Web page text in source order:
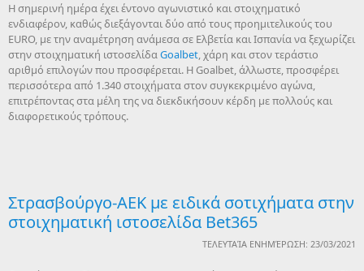
Η σημερινή ημέρα έχει έντονο αγωνιστικό και στοιχηματικό
ενδιαφέρον, καθώς διεξάγονται δύο από τους προημιτελικούς του
EURO, με την αναμέτρηση ανάμεσα σε Ελβετία και Ισπανία να ξεχωρίζει
στην στοιχηματική ιστοσελίδαGoalbet, χάρη και στον τεράστιο
αριθμό επιλογών που προσφέρεται. Η Goalbet, άλλωστε, προσφέρει
περισσότερα από 1.340 στοιχήματα στον συγκεκριμένο αγώνα,
επιτρέποντας στα μέλη της να διεκδικήσουν κέρδη με πολλούς και
διαφορετικούς τρόπους.
Στρασβούργο-ΑΕΚ με ειδικά σοτιχήματα στην
στοιχηματική ιστοσελίδα Bet365
ΤΕΛΕΥΤΑΊΑ ΕΝΗΜΈΡΩΣΗ: 23/03/2021